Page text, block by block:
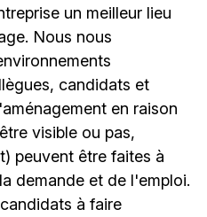
un meilleur lieu
Nous nous
candidats et
en raison
visible ou pas,
peuvent être faites à
demande et de l'emploi.
à faire